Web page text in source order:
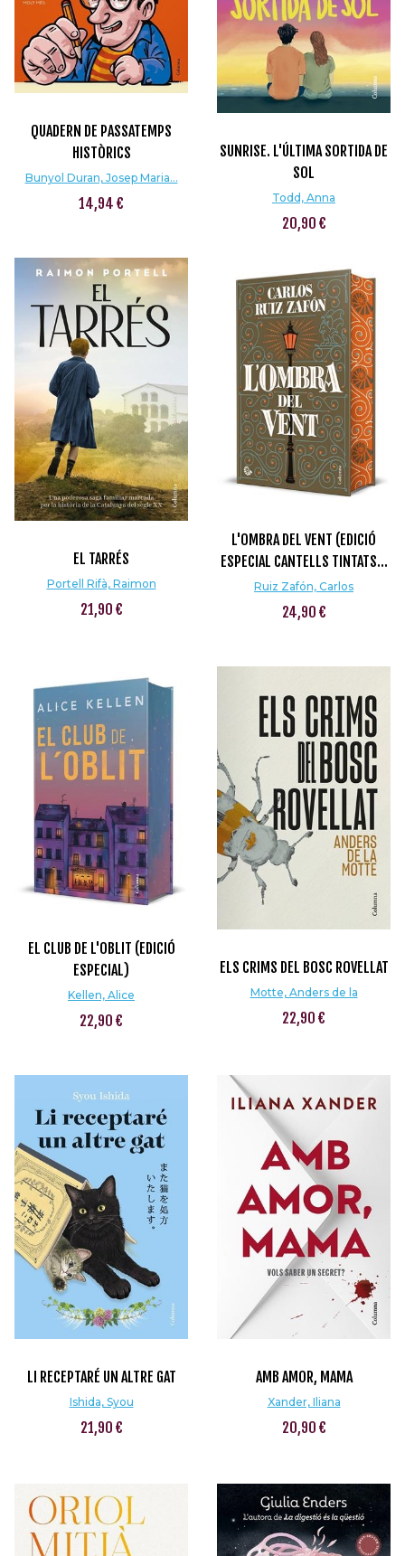
QUADERN DE PASSATEMPS
HISTÒRICS
Bunyol Duran, Josep Maria...
14,94 €
SUNRISE. L'ÚLTIMA SORTIDA DE
SOL
Todd, Anna
20,90 €
EL TARRÉS
Portell Rifà, Raimon
21,90 €
L'OMBRA DEL VENT (EDICIÓ
ESPECIAL CANTELLS TINTATS...
Ruiz Zafón, Carlos
24,90 €
EL CLUB DE L'OBLIT (EDICIÓ
ESPECIAL)
Kellen, Alice
22,90 €
ELS CRIMS DEL BOSC ROVELLAT
Motte, Anders de la
22,90 €
LI RECEPTARÉ UN ALTRE GAT
Ishida, Syou
21,90 €
AMB AMOR, MAMA
Xander, Iliana
20,90 €